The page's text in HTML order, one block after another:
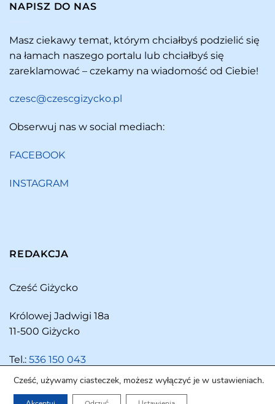
NAPISZ DO NAS
Masz ciekawy temat, którym chciałbyś podzielić się
na łamach naszego portalu lub chciałbyś się
zareklamować – czekamy na wiadomość od Ciebie!
czesc@czescgizycko.pl
Obserwuj nas w social mediach:
FACEBOOK
INSTAGRAM
REDAKCJA
Cześć Giżycko
Królowej Jadwigi 18a
11-500 Giżycko
Tel.: 536 150 043
Cześć, używamy ciasteczek, możesz wyłączyć je w ustawieniach.